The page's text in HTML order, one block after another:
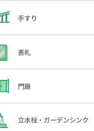
手すり
表札
門扉
立水栓・ガーデンシンク